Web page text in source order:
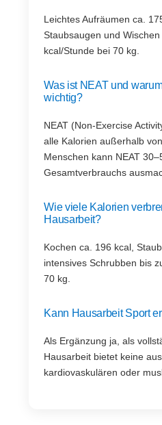
Leichtes Aufräumen ca.
Staubsaugen und
kcal/Stunde bei 70 kg.
Was ist NEAT und
wichtig?
NEAT (Non-Exercise
alle Kalorien außerhalb
Menschen kann NEAT
Gesamtverbrauchs
Wie viele Kalorien
Hausarbeit?
Kochen ca. 196 kcal,
intensives Schrubben bis
70 kg.
Kann Hausarbeit Sport
Als Ergänzung ja, als
Hausarbeit bietet keine
kardiovaskulären oder